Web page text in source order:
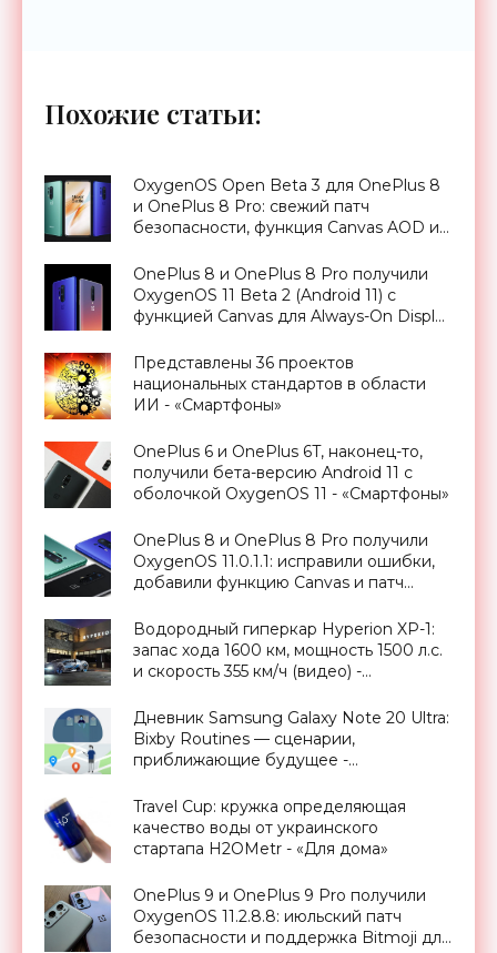
Похожие статьи:
OxygenOS Open Beta 3 для OnePlus 8
и OnePlus 8 Pro: свежий патч
безопасности, функция Canvas AOD и
OnePlus 8 и OnePlus 8 Pro получили
OxygenOS 11 Beta 2 (Android 11) с
функцией Canvas для Always-On Display
Представлены 36 проектов
национальных стандартов в области
ИИ - «Смартфоны»
OnePlus 6 и OnePlus 6T, наконец-то,
получили бета-версию Android 11 с
оболочкой OxygenOS 11 - «Смартфоны»
OnePlus 8 и OnePlus 8 Pro получили
OxygenOS 11.0.1.1: исправили ошибки,
добавили функцию Canvas и патч
«Смартфоны»
Водородный гиперкар Hyperion XP-1:
запас хода 1600 км, мощность 1500 л.с.
и скорость 355 км/ч (видео) -
Дневник Samsung Galaxy Note 20 Ultra:
Bixby Routines — сценарии,
приближающие будущее -
Travel Cup: кружка определяющая
качество воды от украинского
стартапа H2OMetr - «Для дома»
OnePlus 9 и OnePlus 9 Pro получили
OxygenOS 11.2.8.8: июльский патч
безопасности и поддержка Bitmoji для